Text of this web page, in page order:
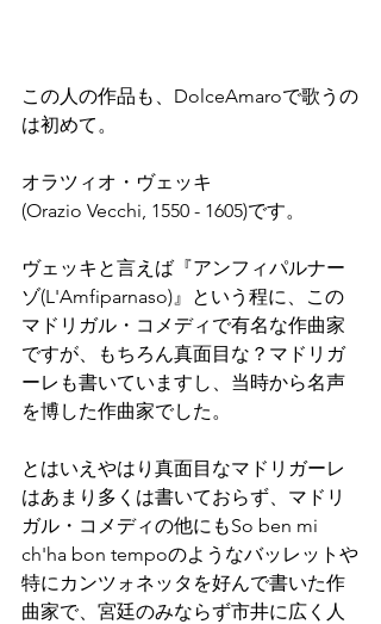
この人の作品も、DolceAmaroで歌うの
は初めて。
オラツィオ・ヴェッキ
(Orazio Vecchi, 1550 - 1605)です。
ヴェッキと言えば『アンフィパルナー
ゾ(L'Amfiparnaso)』という程に、この
マドリガル・コメディで有名な作曲家
ですが、もちろん真面目な？マドリガ
ーレも書いていますし、当時から名声
を博した作曲家でした。
とはいえやはり真面目なマドリガーレ
はあまり多くは書いておらず、マドリ
ガル・コメディの他にもSo ben mi
ch'ha bon tempoのようなバッレットや
特にカンツォネッタを好んで書いた作
曲家で、宮廷のみならず市井に広く人